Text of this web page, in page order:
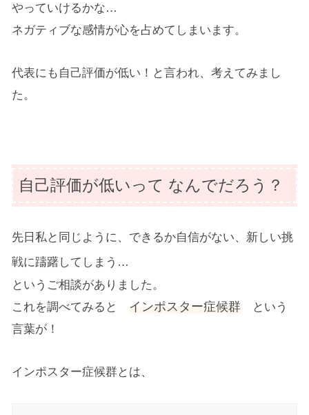
やっていけるかな…
ネガティブな感情が心を占めてしまいます。
代表にも自己評価が低い！と言われ、考えてみまし
た。
自己評価が低いって なんでだろう？
先日私と同じように、できるか自信がない、 新しい挑
戦に躊躇してしまう…
というご相談がありました。
これを調べてみると インポスター症候群という
言葉が！
インポスター症候群とは、